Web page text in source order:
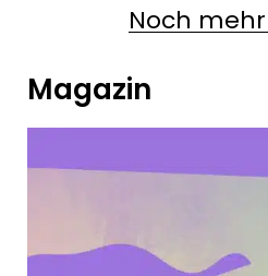
Noch
Magazin